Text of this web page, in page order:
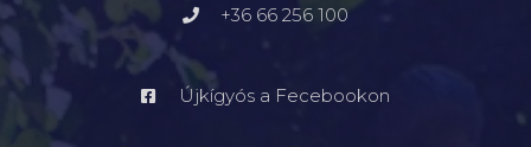
+36 66 256 100
Újkígyós a Fecebookon